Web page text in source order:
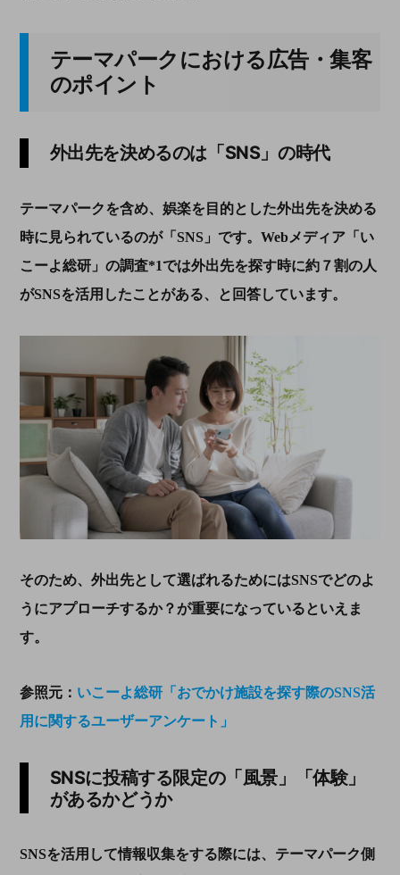
テーマパークにおける広告・集客
のポイント
外出先を決めるのは「 SNS」の時代
テーマパークを含め、娯楽を目的とした外出先を決める
時に見られているのが「 SNS」です。 Webメディア「い
こーよ総研」の調査*1では外出先を探す時に約７割の人
がSNSを活用したことがある、と回答しています。
そのため、外出先として選ばれるためにはSNSでどのよ
うにアプローチするか？が重要になっているといえま
す。
参照元： いこーよ総研「おでかけ施設を探す際のSNS活
用に関するユーザーアンケート」
SNSに投稿する限定の「風景」「体験」
があるかどうか
SNSを活用して情報収集をする際には、テーマパーク側